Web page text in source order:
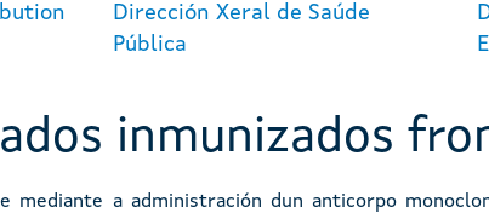
Dirección Xeral de Saúde
Pública
inmunizados
mediante a administración dun anticorpo